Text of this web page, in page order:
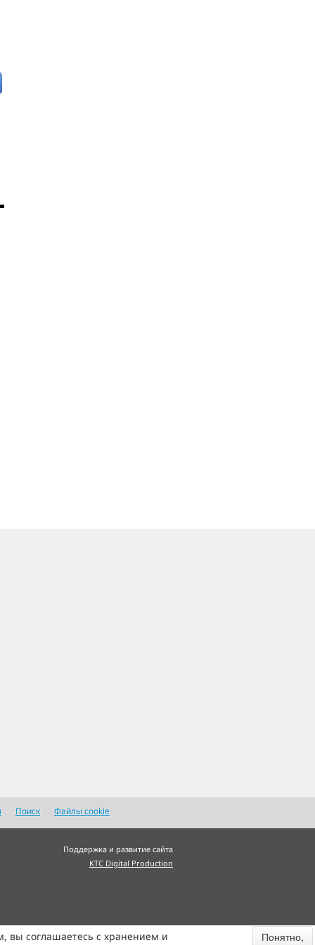
Поиск Файлы cookie
Поддержка и развитие сайта
KTC Digital Production
вы соглашаетесь с хранением и
Понятно,